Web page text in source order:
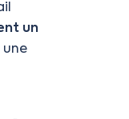
un
une